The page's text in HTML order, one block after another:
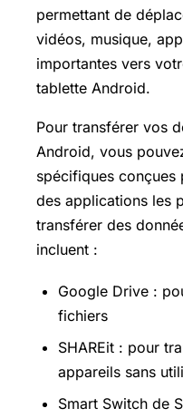
permettant de
vidéos, musique,
importantes vers
tablette Android.
Pour transférer vos
Android, vous
spécifiques conçues
des applications les
transférer des
incluent :
Google Drive :
fichiers
SHAREit : pour
appareils sans
Smart Switch de